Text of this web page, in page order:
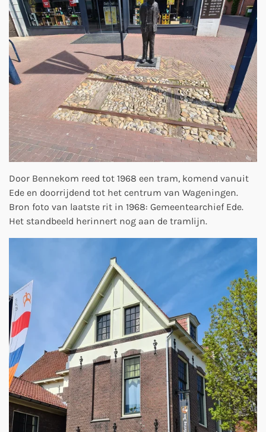
Door Bennekom reed tot 1968 een tram, komend vanuit
Ede en doorrijdend tot het centrum van Wageningen.
Bron foto van laatste rit in 1968: Gemeentearchief Ede.
Het standbeeld herinnert nog aan de tramlijn.